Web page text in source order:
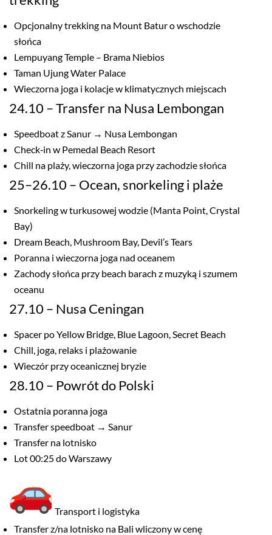
Opcjonalny trekking na Mount Batur o wschodzie
słońca
Lempuyang Temple – Brama Niebios
Taman Ujung Water Palace
Wieczorna joga i kolacje w klimatycznych miejscach
24.10 – Transfer na Nusa Lembongan
Speedboat z Sanur → Nusa Lembongan
Check‑in w Pemedal Beach Resort
Chill na plaży, wieczorna joga przy zachodzie słońca
25–26.10 – Ocean, snorkeling i plaże
Snorkeling w turkusowej wodzie (Manta Point, Crystal
Bay)
Dream Beach, Mushroom Bay, Devil’s Tears
Poranna i wieczorna joga nad oceanem
Zachody słońca przy beach barach z muzyką i szumem
oceanu
27.10 – Nusa Ceningan
Spacer po Yellow Bridge, Blue Lagoon, Secret Beach
Chill, joga, relaks i plażowanie
Wieczór przy oceanicznej bryzie
28.10 – Powrót do Polski
Ostatnia poranna joga
Transfer speedboat → Sanur
Transfer na lotnisko
Lot 00:25 do Warszawy
Transport i logistyka
Transfer z/na lotnisko na Bali wliczony w cenę